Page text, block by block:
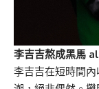
李吉吉熬成黑馬
李吉吉在短時間